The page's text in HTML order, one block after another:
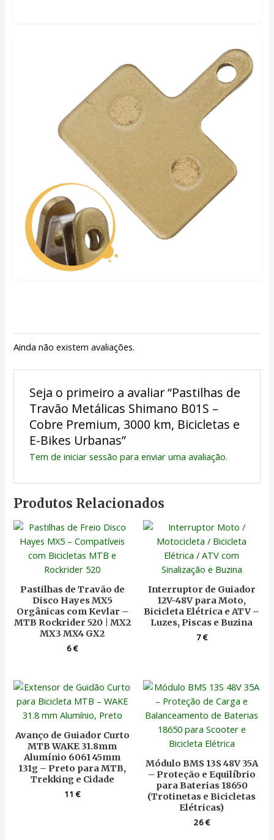
Ainda não existem avaliações.
Seja o primeiro a avaliar “Pastilhas de
Travão Metálicas Shimano B01S –
Cobre Premium, 3000 km, Bicicletas e
E-Bikes Urbanas”
Tem de iniciar sessão para enviar uma avaliação.
Produtos Relacionados
Pastilhas de Travão de
Disco Hayes MX5
Orgânicas com Kevlar –
MTB Rockrider 520 | MX2
MX3 MX4 GX2
6€
Interruptor de Guiador
12V-48V para Moto,
Bicicleta Elétrica e ATV –
Luzes, Piscas e Buzina
7€
Avanço de Guiador Curto
MTB WAKE 31.8mm
Alumínio 6061 45mm
131g – Preto para MTB,
Trekking e Cidade
11€
Módulo BMS 13S 48V 35A
– Proteção e Equilíbrio
para Baterias 18650
(Trotinetas e Bicicletas
Elétricas)
26€